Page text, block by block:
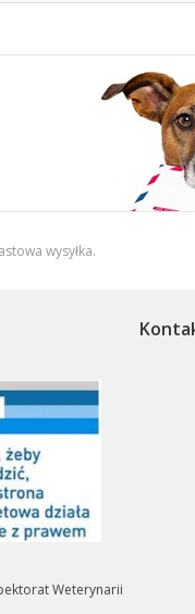
wysyłka.
Weterynarii